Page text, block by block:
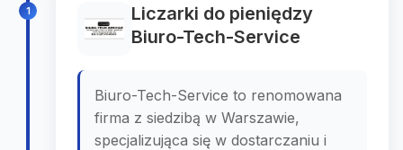
1
Liczarki do pieniędzy
Biuro-Tech-Service
Biuro-Tech-Service to renomowana
firma z siedzibą w Warszawie,
specjalizująca się w dostarczaniu i